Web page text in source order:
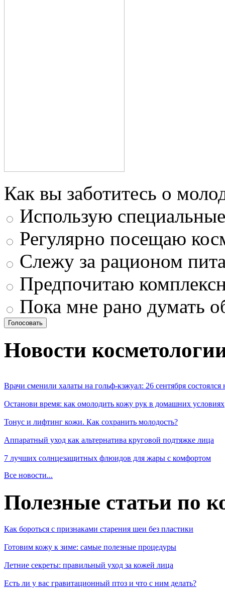
Как вы заботитесь о
Использую
Регулярно посещаю
Слежу за рационом
Предпочитаю
Пока мне рано думать
Новости
Врачи сменили халаты на гольф-кэжуал: 26 сентября
Останови время: как омолодить кожу рук в домашних условиях
Тонус и лифтинг кожи. Как сохранить молодость?
Аппаратный уход как альтернатива круговой подтяжке лица
7 лучших солнцезащитных флюидов для жары с комфортом
Все новости...
Полезные статьи по
Как бороться с признаками старения шеи без пластики
Готовим кожу к зиме: самые полезные процедуры
Летние секреты: правильный уход за кожей лица
Есть ли у вас гравитационный птоз и что с ним делать?